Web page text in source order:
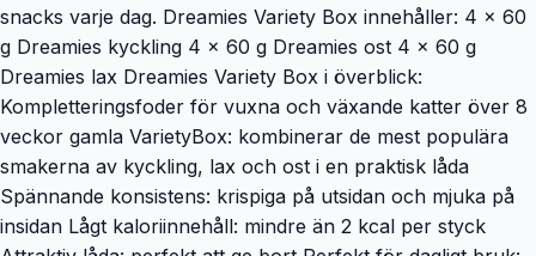
snacks varje dag. Dreamies Variety Box innehåller: 4 x 60
g Dreamies kyckling 4 x 60 g Dreamies ost 4 x 60 g
Dreamies lax Dreamies Variety Box i överblick:
Kompletteringsfoder för vuxna och växande katter över 8
veckor gamla VarietyBox: kombinerar de mest populära
smakerna av kyckling, lax och ost i en praktisk låda
Spännande konsistens: krispiga på utsidan och mjuka på
insidan Lågt kaloriinnehåll: mindre än 2 kcal per styck